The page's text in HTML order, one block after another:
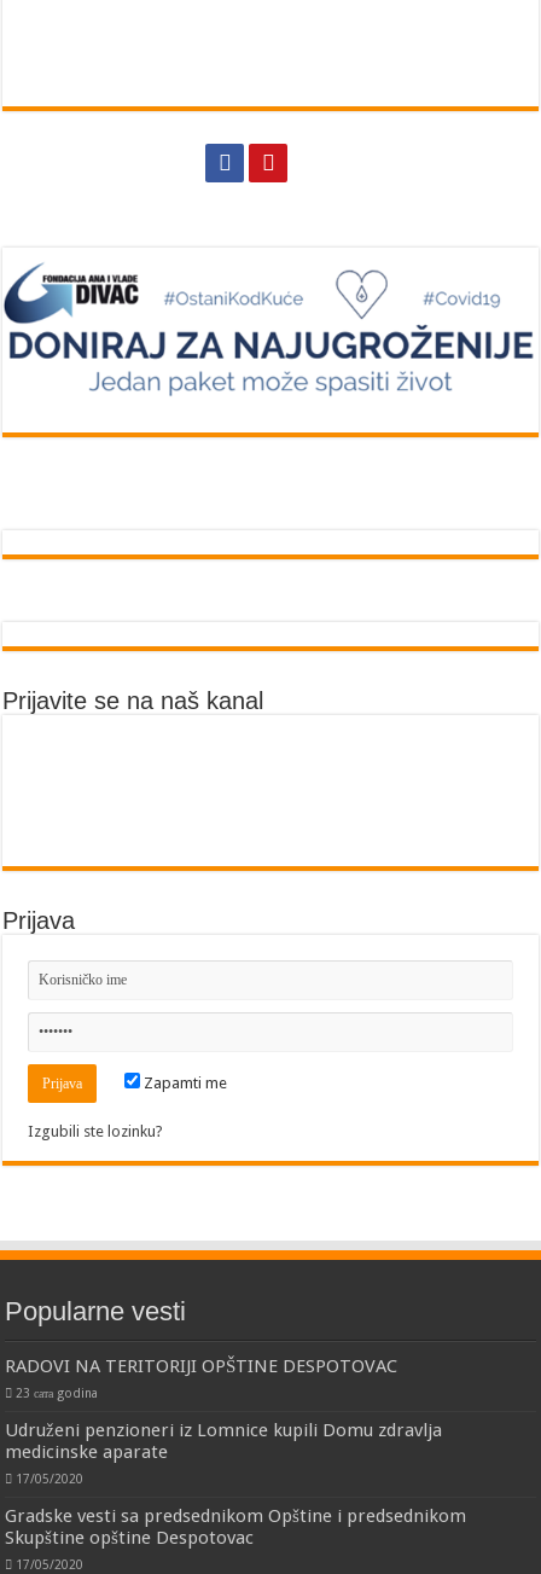
Prijavite se na naš kanal
Prijava
Zapamti me
Izgubili ste lozinku?
Popularne vesti
RADOVI NA TERITORIJI OPŠTINE DESPOTOVAC
23 сата godina
Udruženi penzioneri iz Lomnice kupili Domu zdravlja
medicinske aparate
17/05/2020
Gradske vesti sa predsednikom Opštine i predsednikom
Skupštine opštine Despotovac
17/05/2020